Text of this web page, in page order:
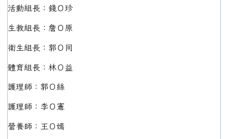
活動組長：錢Ｏ珍
生教組長：詹Ｏ原
衛生組長：郭Ｏ同
體育組長：林Ｏ益
護理師：郭Ｏ絲
護理師：李Ｏ憲
營養師：王Ｏ嫣